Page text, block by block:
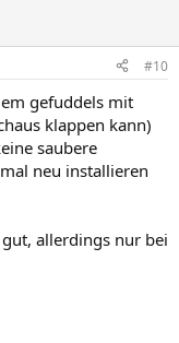
#10
gefuddels mit
klappen kann)
saubere
neu installieren
allerdings nur bei